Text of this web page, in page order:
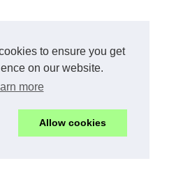
to ensure you get
on our website.
more
Allow cookies